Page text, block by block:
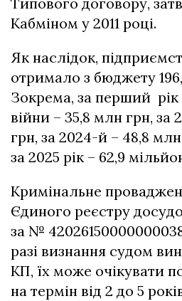
Кабміном у 2011 році.
Як наслідок,
отримало з бюджету
Зокрема, за перший
війни – 35,8 млн грн, за
грн, за 2024-й – 48,8
за 2025 рік – 62,9
Кримінальне
Єдиного реєстру
за №
разі визнання судом
КП, їх може очікувати
на термін від 2 до 5